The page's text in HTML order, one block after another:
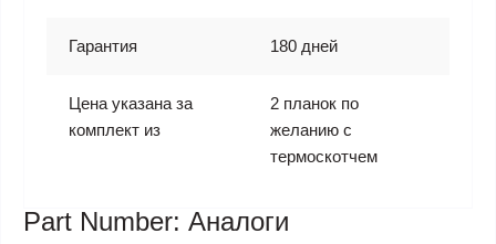
Гарантия 180 дней
Цена указана за
комплект из
2 планок по
желанию с
термоскотчем
Part Number: Аналоги